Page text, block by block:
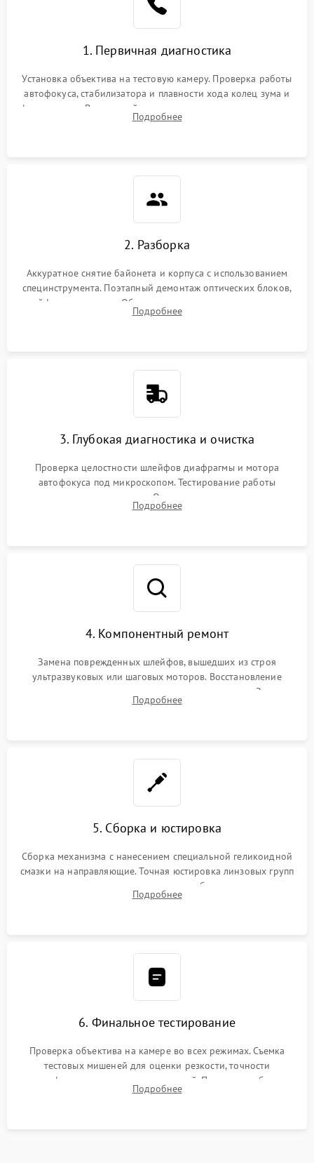
1. Первичная диагностика
Установка объектива на тестовую камеру. Проверка работы
автофокуса, стабилизатора и плавности хода колец зума и
фокусировки. Визуальный осмотр линз на наличие царапин,
грибка, пыли и оценка состояния контактов байонета.
Подробнее
2. Разборка
Аккуратное снятие байонета и корпуса с использованием
специнструмента. Поэтапный демонтаж оптических блоков,
шлейфов и приводов. Обязательная маркировка положения
линзовых групп для сохранения заводской центровки при
Подробнее
3. Глубокая диагностика и очистка
Проверка целостности шлейфов диафрагмы и мотора
автофокуса под микроскопом. Тестирование работы
электромагнитного привода. Очистка оптических элементов
от пыли, следов влаги и грибка спецрастворами без
Подробнее
4. Компонентный ремонт
Замена поврежденных шлейфов, вышедших из строя
ультразвуковых или шаговых моторов. Восстановление
геометрии направляющих при заклинивании зума. Замена
неисправного блока диафрагмы, датчиков положения или
Подробнее
5. Сборка и юстировка
Сборка механизма с нанесением специальной геликоидной
смазки на направляющие. Точная юстировка линзовых групп
программным или механическим способом для устранения
бэк
Подробнее
6. Финальное тестирование
Проверка объектива на камере во всех режимах. Съемка
тестовых мишеней для оценки резкости, точности
автофокуса и отсутствия искажений. Проверка работы
диафрагмы на закрытых значениях и тестирование
Подробнее